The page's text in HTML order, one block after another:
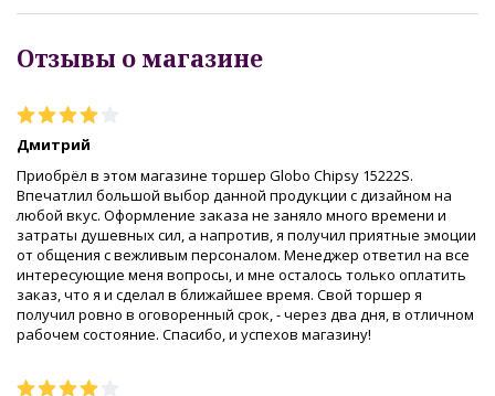
Отзывы о магазине
Дмитрий
Приобрёл в этом магазине торшер Globo Chipsy 15222S.
Впечатлил большой выбор данной продукции с дизайном на
любой вкус. Оформление заказа не заняло много времени и
затраты душевных сил, а напротив, я получил приятные эмоции
от общения с вежливым персоналом. Менеджер ответил на все
интересующие меня вопросы, и мне осталось только оплатить
заказ, что я и сделал в ближайшее время. Свой торшер я
получил ровно в оговоренный срок, - через два дня, в отличном
рабочем состояние. Спасибо, и успехов магазину!